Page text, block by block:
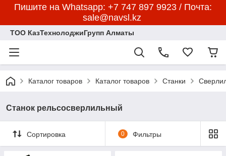
Пишите на Whatsapp: +7 747 897 9923 / Почта:
sale@navsl.kz
ТОО КазТехнолоджиГрупп Алматы
Каталог товаров Каталог товаров Станки
Станок рельсосверлильный
Сортировка 0 Фильтры